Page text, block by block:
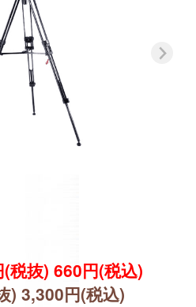
税抜) 660円(税込)
) 3,300円(税込)